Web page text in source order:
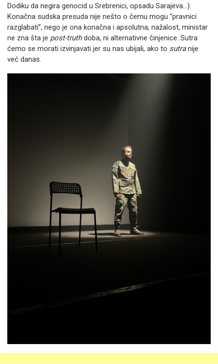
Dodiku da negira genocid u Srebrenici, opsadu Sarajeva...).
Konačna sudska presuda nije nešto o čemu mogu “pravnici
razglabati”, nego je ona konačna i apsolutna, nažalost, ministar
ne zna šta je post-truthdoba, ni alternativne činjenice. Sutra
ćemo se morati izvinjavati jer su nas ubijali, ako to sutranije
već danas.